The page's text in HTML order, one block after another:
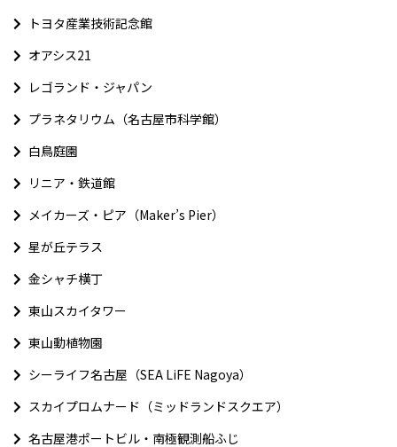
トヨタ産業技術記念館
オアシス21
レゴランド・ジャパン
プラネタリウム（名古屋市科学館）
白鳥庭園
リニア・鉄道館
メイカーズ・ピア（Maker’s Pier）
星が丘テラス
金シャチ横丁
東山スカイタワー
東山動植物園
シーライフ名古屋（SEA LiFE Nagoya）
スカイプロムナード（ミッドランドスクエア）
名古屋港ポートビル・南極観測船ふじ